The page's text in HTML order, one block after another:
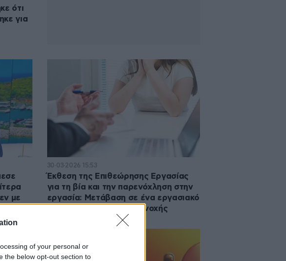
of your personal or
the below opt-out section to
ότι
για
με
30·03·2026 15:53
Έκθεση της Επιθεώρησης Εργασίας
για τη βία και την παρενόχληση στην
εργασία: Μετάβαση σε ένα εργασιακό
περιβάλλον μηδενικής ανοχής